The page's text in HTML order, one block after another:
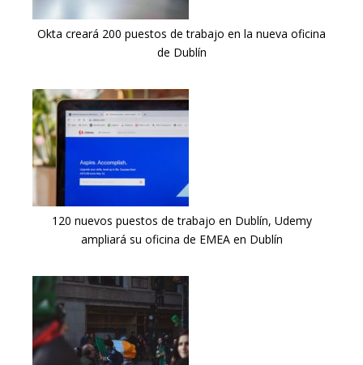
Okta creará 200 puestos de trabajo en la nueva oficina
de Dublín
120 nuevos puestos de trabajo en Dublín, Udemy
ampliará su oficina de EMEA en Dublín